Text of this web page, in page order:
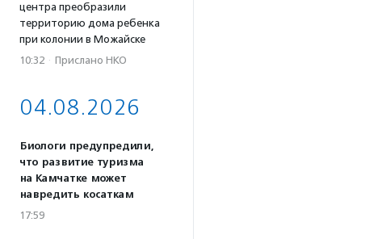
центра преобразили
территорию дома ребенка
при колонии в Можайске
10:32 · Прислано НКО
04.08.2026
Биологи предупредили,
что развитие туризма
на Камчатке может
навредить косаткам
17:59